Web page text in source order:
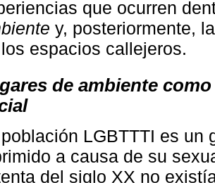
que ocurren
y, posteriormente,
espacios callejeros.
de ambiente
LGBTTTI es un
a causa de su
del siglo XX no